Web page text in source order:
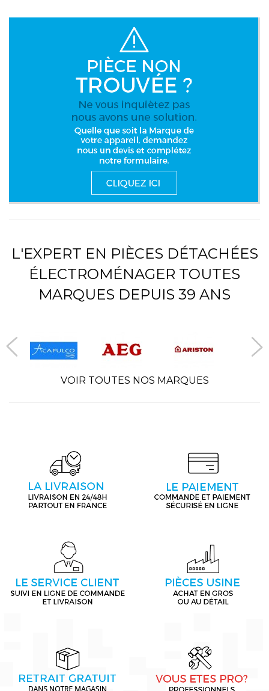
L'EXPERT EN PIÈCES DÉTACHÉES
ÉLECTROMÉNAGER TOUTES
MARQUES DEPUIS 39 ANS
VOIR TOUTES NOS MARQUES